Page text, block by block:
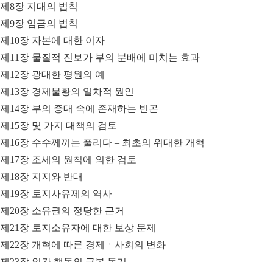
제8장 지대의 법칙
제9장 임금의 법칙
제10장 자본에 대한 이자
제11장 물질적 진보가 부의 분배에 미치는 효과
제12장 광대한 평원의 예
제13장 경제불황의 일차적 원인
제14장 부의 증대 속에 존재하는 빈곤
제15장 몇 가지 대책의 검토
제16장 수수께끼는 풀리다 – 최초의 위대한 개혁
제17장 조세의 원칙에 의한 검토
제18장 지지와 반대
제19장 토지사유제의 역사
제20장 소유권의 정당한 근거
제21장 토지소유자에 대한 보상 문제
제22장 개혁에 따른 경제ㆍ사회의 변화